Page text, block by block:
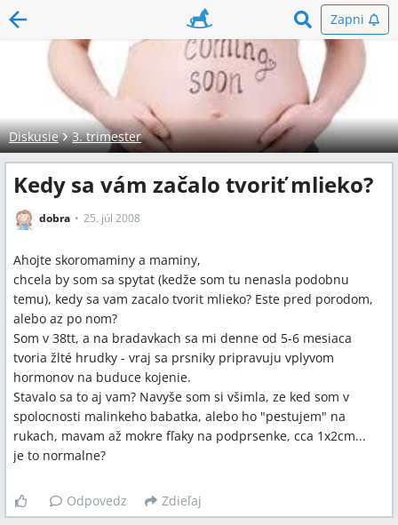
Zapni
Diskusie 3. trimester
Kedy sa vám začalo tvoriť mlieko?
dobra 25. júl 2008
Ahojte skoromaminy a maminy,
chcela by som sa spytat (kedže som tu nenasla podobnu
temu), kedy sa vam zacalo tvorit mlieko? Este pred porodom,
alebo az po nom?
Som v 38tt, a na bradavkach sa mi denne od 5-6 mesiaca
tvoria žlté hrudky - vraj sa prsniky pripravuju vplyvom
hormonov na buduce kojenie.
Stavalo sa to aj vam? Navyše som si všimla, ze ked som v
spolocnosti malinkeho babatka, alebo ho "pestujem" na
rukach, mavam až mokre fľaky na podprsenke, cca 1x2cm...
je to normalne?
Odpovedz Zdieľaj